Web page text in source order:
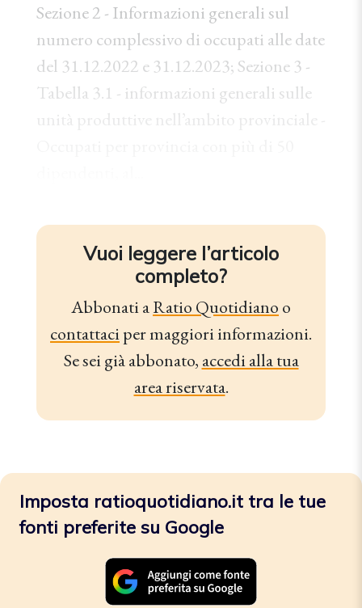
Sezione 2 - Informazioni generali sul
numero complessivo di occupati alle date
del 31.12.2022 e 31.12.2023; Sezione 3 -
Tabella 3.1 - informazioni generali sulle
unità produttive nell’ambito provinciale -
Vuoi leggere l’articolo
completo?
Abbonati aRatio Quotidiano o
contattaciper maggiori informazioni.
Se sei già abbonato, accedi alla tua
area riservata.
Imposta ratioquotidiano.it tra le tue
fonti preferite su Google